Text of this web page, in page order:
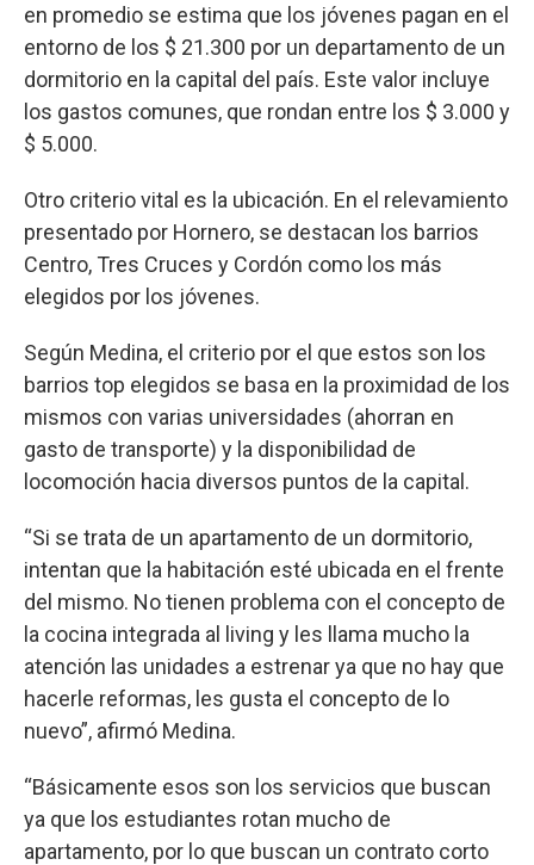
en promedio se estima que los jóvenes pagan en el
entorno de los $ 21.300 por un departamento de un
dormitorio en la capital del país. Este valor incluye
los gastos comunes, que rondan entre los $ 3.000 y
$ 5.000.
Otro criterio vital es la ubicación. En el relevamiento
presentado por Hornero, se destacan los barrios
Centro, Tres Cruces y Cordón como los más
elegidos por los jóvenes.
Según Medina, el criterio por el que estos son los
barrios top elegidos se basa en la proximidad de los
mismos con varias universidades (ahorran en
gasto de transporte) y la disponibilidad de
locomoción hacia diversos puntos de la capital.
“Si se trata de un apartamento de un dormitorio,
intentan que la habitación esté ubicada en el frente
del mismo. No tienen problema con el concepto de
la cocina integrada al living y les llama mucho la
atención las unidades a estrenar ya que no hay que
hacerle reformas, les gusta el concepto de lo
nuevo”, afirmó Medina.
“Básicamente esos son los servicios que buscan
ya que los estudiantes rotan mucho de
apartamento, por lo que buscan un contrato corto